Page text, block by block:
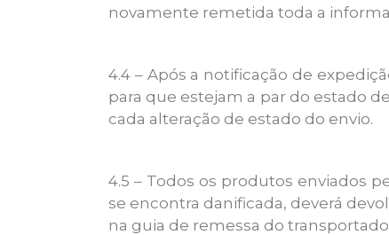
novamente remetida toda a
4.4 – Após a notificação de
para que estejam a par do estado
cada alteração de estado do envio.
4.5 – Todos os produtos enviados
se encontra danificada, deverá
na guia de remessa do